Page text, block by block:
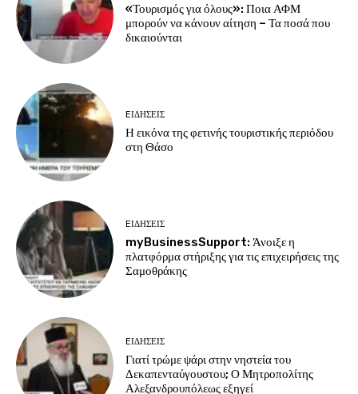
«Τουρισμός για όλους»: Ποια ΑΦΜ
μπορούν να κάνουν αίτηση – Τα ποσά που
δικαιούνται
EΙΔΗΣΕΙΣ
Η εικόνα της φετινής τουριστικής περιόδου
στη Θάσο
EΙΔΗΣΕΙΣ
myBusinessSupport: Άνοιξε η
πλατφόρμα στήριξης για τις επιχειρήσεις της
Σαμοθράκης
EΙΔΗΣΕΙΣ
Γιατί τρώμε ψάρι στην νηστεία του
Δεκαπενταύγουστου; Ο Μητροπολίτης
Αλεξανδρουπόλεως εξηγεί